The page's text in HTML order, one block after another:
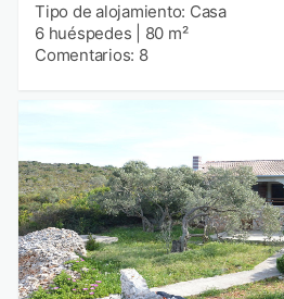
Tipo de alojamiento: Casa
6 huéspedes
80 m²
Comentarios: 8